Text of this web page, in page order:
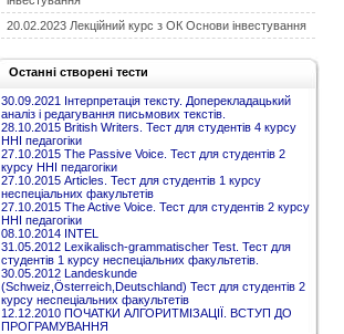
20.02.2023 Лекційний курс з ОК Основи інвестування
Останні створені тести
30.09.2021 Інтерпретація тексту. Доперекладацький
аналіз і редагування письмових текстів.
28.10.2015 British Writers. Тест для студентів 4 курсу
ННІ педагогіки
27.10.2015 The Passive Voice. Тест для студентів 2
курсу ННІ педагогіки
27.10.2015 Articles. Тест для студентів 1 курсу
неспеціальних факультетів
27.10.2015 The Active Voice. Тест для студентів 2 курсу
ННІ педагогіки
08.10.2014 INTEL
31.05.2012 Lexikalisch-grammatischer Test. Тест для
студентів 1 курсу неспеціальних факультетів.
30.05.2012 Landeskunde
(Schweiz,Österreich,Deutschland) Тест для студентів 2
курсу неспеціальних факультетів
12.12.2010 ПОЧАТКИ АЛГОРИТМІЗАЦІЇ. ВСТУП ДО
ПРОГРАМУВАННЯ